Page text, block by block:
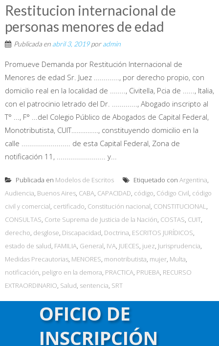
Restitucion internacional de
personas menores de edad
Publicada en abril 3, 2019poradmin
Promueve Demanda por Restitución Internacional de
Menores de edad Sr. Juez ............., por derecho propio, con
domicilio real en la localidad de ........, Civitella, Pcia de ......, Italia,
con el patrocinio letrado del Dr. ............., Abogado inscripto al
T° ..., F° ...del Colegio Público de Abogados de Capital Federal,
Monotributista, CUIT……………, constituyendo domicilio en la
calle ......................... de esta Capital Federal, Zona de
notificación 11, ......................... y...
Publicada en Modelos de Escritos Etiquetado con Argentina,
Audiencia, Buenos Aires, CABA, CAPACIDAD, código, Código Civil, código
civil y comercial, certificado, Constitución nacional, CONSTITUCIONAL,
CONSULTAS, Corte Suprema de Justicia de la Nación, COSTAS, CUIT,
derecho, desglose, Discapacidad, Doctrina, ESCRITOS JURÍDICOS,
estado de salud, FAMILIA, General, IVA, JUECES, juez, Jurisprudencia,
Medidas Precautorias, MENORES, monotributista, mujer, Multa,
notificación, peligro en la demora, PRACTICA, PRUEBA, RECURSO
EXTRAORDINARIO, Salud, sentencia, SRT
Repeticion
OFICIO DE
INSCRIPCIÓN